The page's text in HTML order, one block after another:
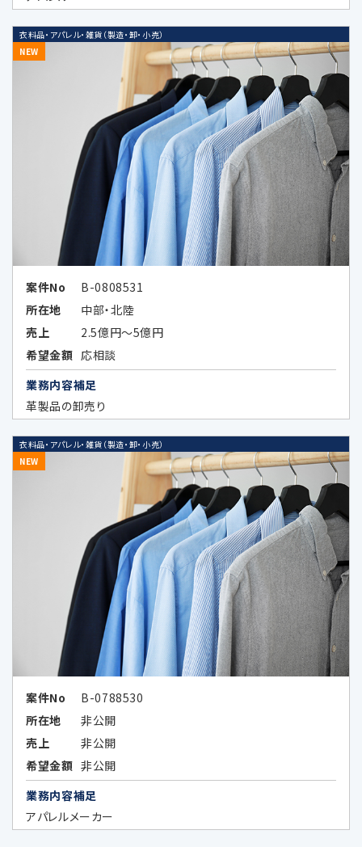
おり、当該広告サービスにおける広告効果を
分析する目的で、当該企業に対し、お客様の個
人データの全部又は一部を特定の個人を識別
できない形式に加工した上、当該加工したデ
ータを提供することがあります。当該企業の外
国における個人情報の保護に関する制度、当
該企業が講ずる個人情報の保護のための措置
その他お客様にとって参考となるべき情報は、
以下のとおりです。
Google LLC（所在国：アメリカ合衆国 カ
リフォルニア州）
アメリカ合衆国（連邦）における個人情
報保護に関する制度
（https://www.ppc.go.jp/files/pdf/
USA_report.pdf）
アメリカ合衆国（カリフォルニア州）に
おける個人情報の保護に関する制度
（https://www.ppc.go.jp/files/pdf/
california_report.pdf）
Google LLCは、OECDプライバシーガ
イドライン8原則に対応する措置を全
て講じています。
6-1.個人情報の共同利用①
共同利用する者の範囲
・当社の子会社、関係会社並びに当社及
びこれらの者と共同でサービス提供又
はセミナー等の企画を実施する第三者
（秘密保持義務を負わせた場合に限る）
①子会社・関係会社
株式会社レコフ
（https://www.recof.co.jp/）
株式会社レコフデータ
（https://www.marr.jp/company.ht
ml）
衣料品・アパレル・雑貨（製造・卸・小売）
NEW
案件No
B-0808531
所在地
中部・北陸
売上
2.5億円～5億円
希望金額 応相談
業務内容補足
革製品の卸売り
衣料品・アパレル・雑貨（製造・卸・小売）
NEW
案件No
B-0788530
所在地
非公開
売上
非公開
希望金額 非公開
業務内容補足
アパレルメーカー